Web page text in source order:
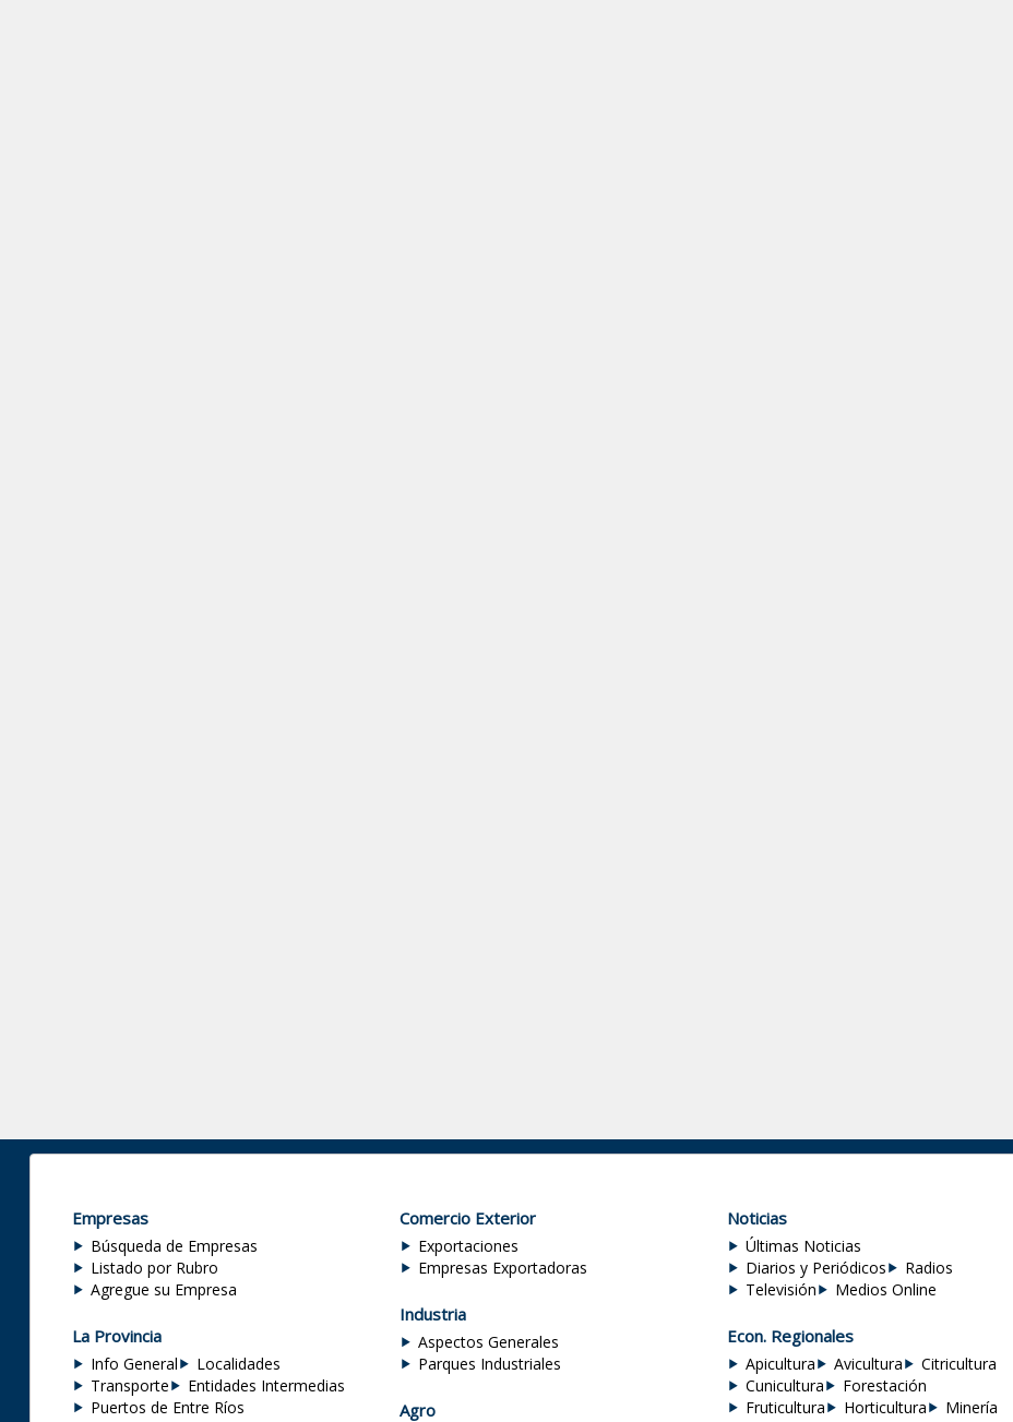
Empresas
Búsqueda de Empresas
Listado por Rubro
Agregue su Empresa
La Provincia
Info General
Localidades
Transporte
Entidades Intermedias
Puertos de Entre Ríos
Comercio Exterior
Exportaciones
Empresas Exportadoras
Industria
Aspectos Generales
Parques Industriales
Agro
Noticias
Últimas Noticias
Diarios y Periódicos
Radios
Televisión
Medios Online
Econ. Regionales
Apicultura Avicultura
Citricultura
Cunicultura
Forestación
Fruticultura
Horticultura
Minería